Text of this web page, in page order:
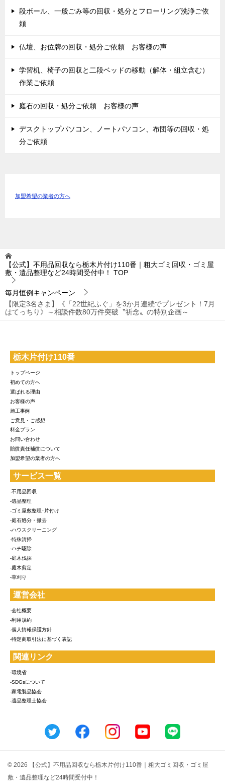
段ボール、一般ごみ等の回収・処分とフローリング洗浄ご依
頼
仏壇、お位牌の回収・処分ご依頼 お客様の声
学習机、椅子の回収と二段ベッドの移動（解体・組立含む）
作業ご依頼
庭石の回収・処分ご依頼 お客様の声
デスクトップパソコン、ノートパソコン、布団等の回収・処
分ご依頼
加盟希望の業者の方へ
【公式】不用品回収なら栃木片付け110番｜粗大ゴミ回収・ゴミ屋
敷・遺品整理など24時間受付中！
TOP
毎月恒例キャンペーン
【限定3名さま】《「22世紀ふぐ」を3か月連続でプレゼント！7⽉
はてっちり》～相談件数80万件突破〝祈念〟の特別企画～
栃木片付け110番
トップページ
初めての方へ
選ばれる理由
お客様の声
施工事例
ご意見・ご感想
料金プラン
お問い合わせ
賠償責任補償について
加盟希望の業者の方へ
サービス一覧
-不用品回収
-遺品整理
-ゴミ屋敷整理･片付け
-庭石処分・撤去
-ハウスクリーニング
-特殊清掃
-ハチ駆除
-庭木伐採
-庭木剪定
-草刈り
運営会社
-会社概要
-利用規約
-個人情報保護方針
-特定商取引法に基づく表記
関連リンク
-環境省
-SDGsについて
-家電製品協会
-遺品整理士協会
© 2026 【公式】不用品回収なら栃木片付け110番｜粗大ゴミ回収・ゴミ屋
敷・遺品整理など24時間受付中！